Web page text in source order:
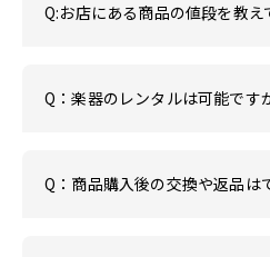
Q:お店にある商品の値段を教え
Q：楽器のレンタルは可能です
Q：商品購入後の交換や返品は